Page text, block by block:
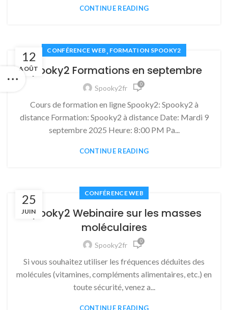
CONTINUE READING
12
AOÛT
CONFÉRENCE WEB , FORMATION SPOOKY2
Spooky2 Formations en septembre
Spooky2fr 0
Cours de formation en ligne Spooky2: Spooky2 à
distance Formation: Spooky2 à distance Date: Mardi 9
septembre 2025 Heure: 8:00 PM Pa...
CONTINUE READING
25
JUIN
CONFÉRENCE WEB
Spooky2 Webinaire sur les masses
moléculaires
Spooky2fr 0
Si vous souhaitez utiliser les fréquences déduites des
molécules (vitamines, compléments alimentaires, etc.) en
toute sécurité, venez a...
CONTINUE READING